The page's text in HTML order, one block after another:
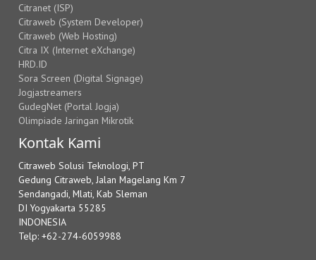
Citranet (ISP)
Citraweb (System Developer)
Citraweb (Web Hosting)
Citra IX (Internet eXchange)
HRD.ID
Sora Screen (Digital Signage)
Jogjastreamers
GudegNet (Portal Jogja)
Olimpiade Jaringan Mikrotik
Kontak Kami
Citraweb Solusi Teknologi, PT
Gedung Citraweb, Jalan Magelang Km 7
Sendangadi, Mlati, Kab Sleman
DI Yogyakarta 55285
INDONESIA
Telp: +62-274-6059988